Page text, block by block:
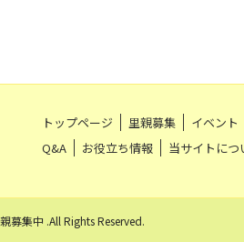
トップページ 里親募集 イベント
Q&A
お役立ち情報 当サイトにつ
集中 .All Rights Reserved.